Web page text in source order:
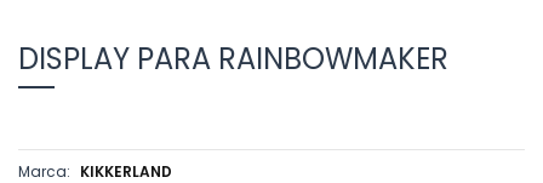
DISPLAY PARA RAINBOWMAKER
Marca: KIKKERLAND